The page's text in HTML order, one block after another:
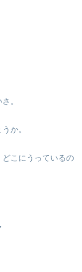
。
か。
こにうっているの